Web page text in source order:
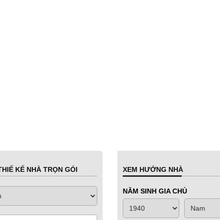
KẾ NHÀ TRỌN GÓI XEM HƯỚNG NHÀ
NĂM SINH GIA CHỦ